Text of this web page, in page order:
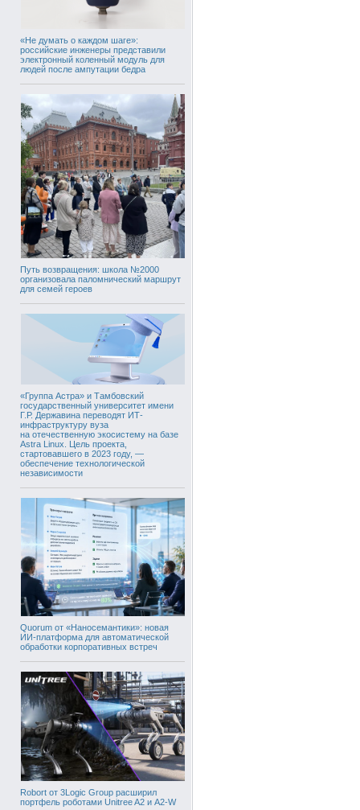
«Не думать о каждом шаге»:
российские инженеры представили
электронный коленный модуль для
людей после ампутации бедра
Путь возвращения: школа №2000
организовала паломнический маршрут
для семей героев
«Группа Астра» и Тамбовский
государственный университет имени
Г.Р. Державина переводят ИТ-
инфраструктуру вуза
на отечественную экосистему на базе
Astra Linux. Цель проекта,
стартовавшего в 2023 году, —
обеспечение технологической
независимости
Quorum от «Наносемантики»: новая
ИИ-платформа для автоматической
обработки корпоративных встреч
Robort от 3Logic Group расширил
портфель роботами Unitree A2 и A2-W